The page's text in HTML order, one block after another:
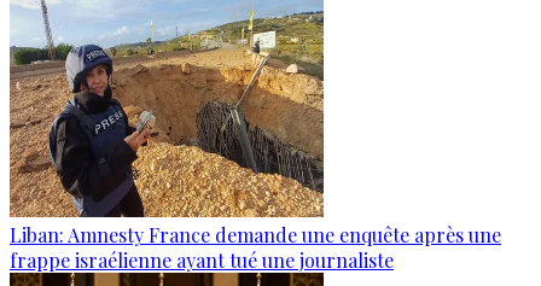
Liban: Amnesty France demande une enquête après une
frappe israélienne ayant tué une journaliste